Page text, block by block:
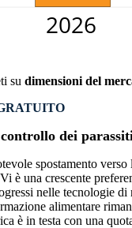
su dimensioni del
controllo dei
spostamento
è una crescente
nelle tecnologie
alimentare
è in testa con una